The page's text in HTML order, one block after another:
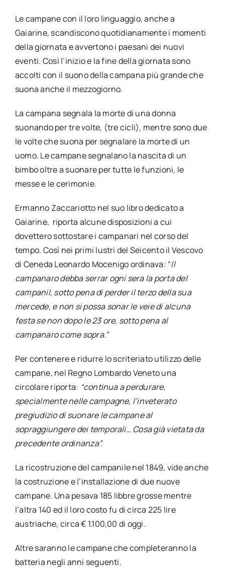
Le campane con il loro linguaggio, anche a
Gaiarine, scandiscono quotidianamente i momenti
della giornata e avvertono i paesani dei nuovi
eventi. Così l’inizio e la fine della giornata sono
accolti con il suono della campana più grande che
suona anche il mezzogiorno.
La campana segnala la morte di una donna
suonando per tre volte, (tre cicli), mentre sono due
le volte che suona per segnalare la morte di un
uomo. Le campane segnalano la nascita di un
bimbo oltre a suonare per tutte le funzioni, le
messe e le cerimonie.
Ermanno Zaccariotto nel suo libro dedicato a
Gaiarine, riporta alcune disposizioni a cui
dovettero sottostare i campanari nel corso del
tempo. Così nei primi lustri del Seicento il Vescovo
di Ceneda Leonardo Mocenigo ordinava: “Il
campanaro debba serrar ogni sera la porta del
campanil, sotto pena di perder il terzo della sua
mercede, e non si possa sonar le veie di alcuna
festa se non dopo le 23 ore, sotto pena al
campanaro come sopra.”
Per contenere e ridurre lo scriteriato utilizzo delle
campane, nel Regno Lombardo Veneto una
circolare riporta: “continua a perdurare,
specialmente nelle campagne, l’inveterato
pregiudizio di suonare le campane al
sopraggiungere dei temporali… Cosa già vietata da
precedente ordinanza”.
La ricostruzione del campanile nel 1849, vide anche
la costruzione e l’installazione di due nuove
campane. Una pesava 185 libbre grosse mentre
l’altra 140 ed il loro costo fu di circa 225 lire
austriache, circa € 1.100,00 di oggi.
Altre saranno le campane che completeranno la
batteria negli anni seguenti.